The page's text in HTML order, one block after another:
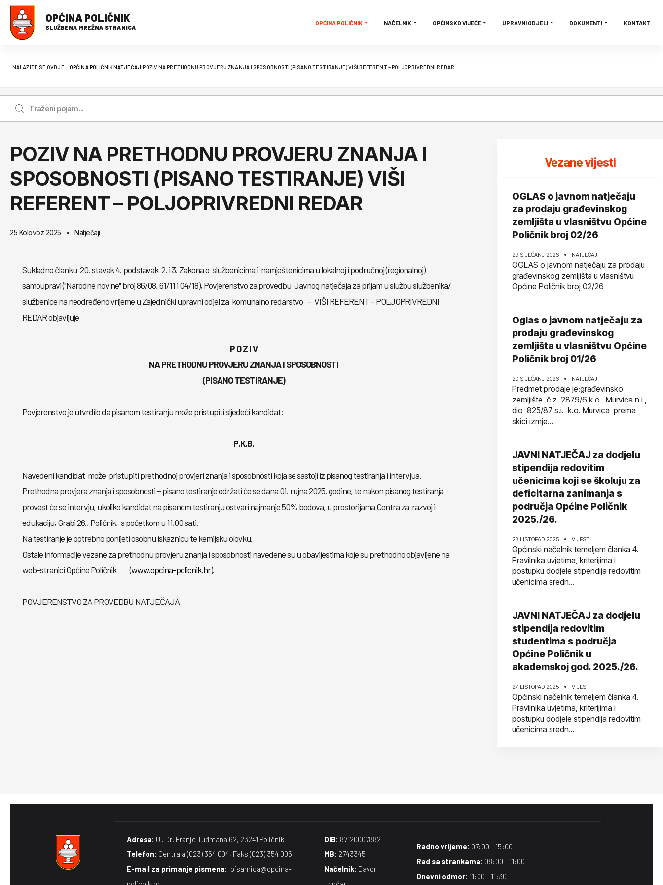
OPĆINA POLIČNIK
SLUŽBENA MREŽNA STRANICA
OPĆINA POLIČNIK NAČELNIK OPĆINSKO VIJEĆE UPRAVNI ODJELI DOKUMENTI KONTAKT
NALAZITE SE OVDJE: OPĆINA POLIČNIKNATJEČAJIPOZIV NA PRETHODNU PROVJERU ZNANJA I SPOSOBNOSTI (PISANO TESTIRANJE) VIŠI REFERENT – POLJOPRIVREDNI REDAR
POZIV NA PRETHODNU PROVJERU ZNANJA I
SPOSOBNOSTI (PISANO TESTIRANJE) VIŠI
REFERENT – POLJOPRIVREDNI REDAR
25 Kolovoz 2025 Natječaji
Sukladno članku 20. stavak 4. podstavak 2. i 3. Zakona o službenicima i namještenicima u lokalnoj i područnoj (regionalnoj)
samoupravi ("Narodne novine" broj 86/08, 61/11 i 04/18), Povjerenstvo za provedbu Javnog natječaja za prijam u službu službenika/
službenice na neodređeno vrijeme u Zajednički upravni odjel za komunalno redarstvo – VIŠI REFERENT – POLJOPRIVREDNI
REDAR objavljuje
P O Z I V
NA PRETHODNU PROVJERU ZNANJA I SPOSOBNOSTI
(PISANO TESTIRANJE)
Povjerenstvo je utvrdilo da pisanom testiranju može pristupiti sljedeći kandidat:
P.K.B.
Navedeni kandidat može pristupiti prethodnoj provjeri znanja i sposobnosti koja se sastoji iz pisanog testiranja i intervjua.
Prethodna provjera znanja i sposobnosti – pisano testiranje održati će se dana 01. rujna 2025. godine, te nakon pisanog testiranja
provest će se intervju, ukoliko kandidat na pisanom testiranju ostvari najmanje 50% bodova, u prostorijama Centra za razvoj i
edukaciju, Grabi 26., Poličnik, s početkom u 11,00 sati.
Na testiranje je potrebno ponijeti osobnu iskaznicu te kemijsku olovku.
Ostale informacije vezane za prethodnu provjeru znanja i sposobnosti navedene su u obavijestima koje su prethodno objavljene na
web-stranici Općine Poličnik (www.opcina-policnik.hr).
POVJERENSTVO ZA PROVEDBU NATJEČAJA
Vezane vijesti
OGLAS o javnom natječaju
za prodaju građevinskog
zemljišta u vlasništvu Općine
Poličnik broj 02/26
29 SIJEČANJ 2026 NATJEČAJI
OGLAS o javnom natječaju za prodaju
građevinskog zemljišta u vlasništvu
Općine Poličnik broj 02/26
Oglas o javnom natječaju za
prodaju građevinskog
zemljišta u vlasništvu Općine
Poličnik broj 01/26
20 SIJEČANJ 2026 NATJEČAJI
Predmet prodaje je:građevinsko
zemljište č.z. 2879/6 k.o. Murvica n.i.,
dio 825/87 s.i. k.o. Murvica prema
skici izmje...
JAVNI NATJEČAJ za dodjelu
stipendija redovitim
učenicima koji se školuju za
deficitarna zanimanja s
područja Općine Poličnik
2025./26.
28 LISTOPAD 2025 VIJESTI
Općinski načelnik temeljem članka 4.
Pravilnika uvjetima, kriterijima i
postupku dodjele stipendija redovitim
učenicima sredn...
JAVNI NATJEČAJ za dodjelu
stipendija redovitim
studentima s područja
Općine Poličnik u
akademskoj god. 2025./26.
27 LISTOPAD 2025 VIJESTI
Općinski načelnik temeljem članka 4.
Pravilnika uvjetima, kriterijima i
postupku dodjele stipendija redovitim
učenicima sredn...
Adresa: Ul. Dr. Franje Tuđmana 62, 23241 Poličnik
Telefon: Centrala (023) 354 004, Faks (023) 354 005
E-mail za primanje pismena​: pisarnica@opcina-
OIB: 87120007882
MB: 2743345
Načelnik: Davor
Radno vrijeme: 07:00 - 15:00
Rad sa strankama: 08:00 - 11:00
Dnevni odmor: 11:00 - 11:30